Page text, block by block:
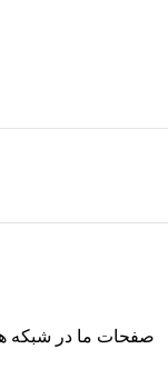
صفحات ما در شبکه